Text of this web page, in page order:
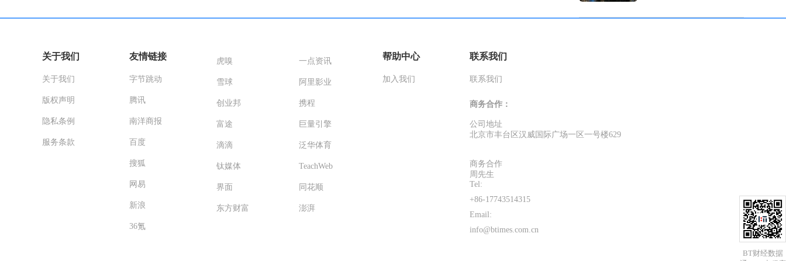
关于我们
关于我们
版权声明
隐私条例
服务条款
友情链接
字节跳动
腾讯
南洋商报
百度
搜狐
网易
新浪
36氪
虎嗅
雪球
创业邦
富途
滴滴
钛媒体
界面
东方财富
一点资讯
阿里影业
携程
巨量引擎
泛华体育
TeachWeb
同花顺
澎湃
帮助中心
加入我们
联系我们
联系我们
商务合作：
公司地址
北京市丰台区汉威国际广场一区一号楼629
商务合作
周先生
Tel:
+86-17743514315
Email:
info@btimes.com.cn
BT财经数据